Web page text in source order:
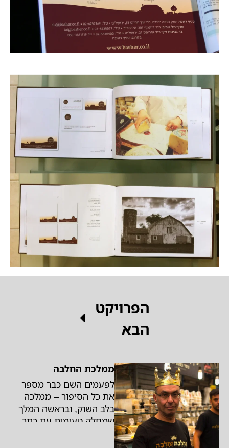
הפרויקט
הבא
ממלכת החלבה
לפעמים השם כבר מספר
את כל הסיפור – ממלכה
בלב השוק, ובראשה המלך
שמחלק טעימות עם כתר